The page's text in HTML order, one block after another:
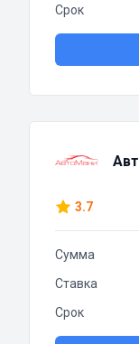
Срок
3.7
Сумма
Ставка
Срок